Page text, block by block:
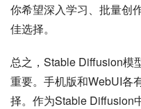
你希望深入学习、批量创
佳选择。
总之，Stable Diffusion模
重要。手机版和WebUI各
择。作为Stable Diffusion